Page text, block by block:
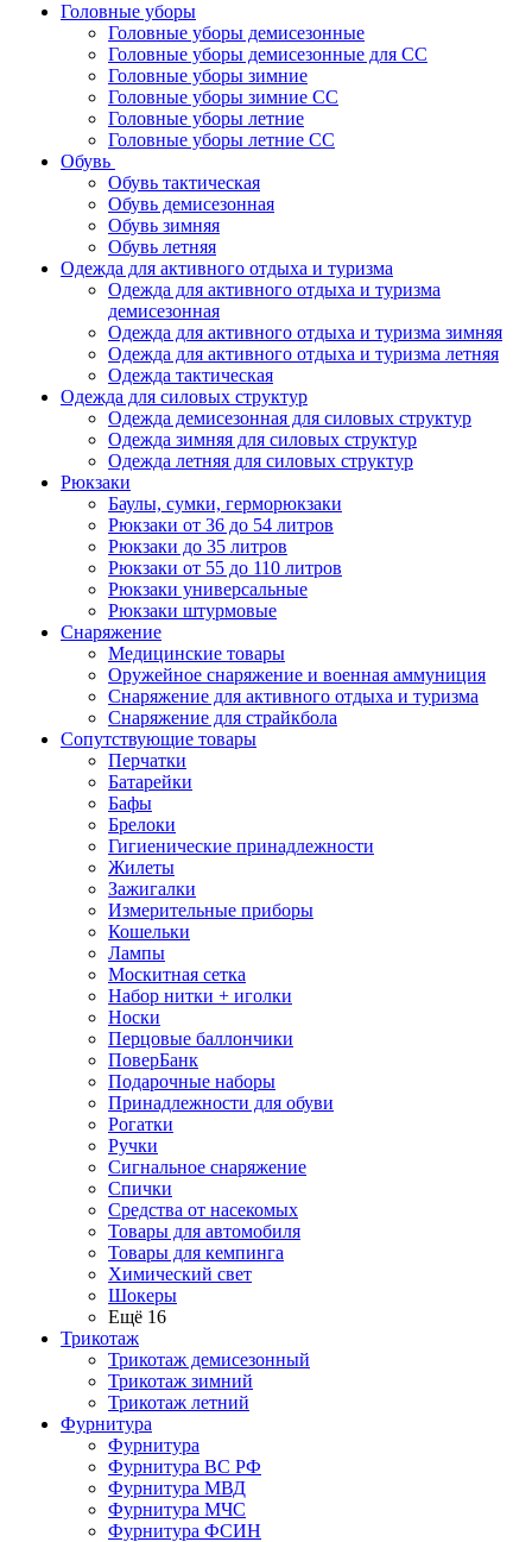
Головные уборы
Головные уборы демисезонные
Головные уборы демисезонные для СС
Головные уборы зимние
Головные уборы зимние СС
Головные уборы летние
Головные уборы летние СС
Обувь
Обувь тактическая
Обувь демисезонная
Обувь зимняя
Обувь летняя
Одежда для активного отдыха и туризма
Одежда для активного отдыха и туризма
демисезонная
Одежда для активного отдыха и туризма зимняя
Одежда для активного отдыха и туризма летняя
Одежда тактическая
Одежда для силовых структур
Одежда демисезонная для силовых структур
Одежда зимняя для силовых структур
Одежда летняя для силовых структур
Рюкзаки
Баулы, сумки, герморюкзаки
Рюкзаки от 36 до 54 литров
Рюкзаки до 35 литров
Рюкзаки от 55 до 110 литров
Рюкзаки универсальные
Рюкзаки штурмовые
Снаряжение
Медицинские товары
Оружейное снаряжение и военная аммуниция
Снаряжение для активного отдыха и туризма
Снаряжение для страйкбола
Сопутствующие товары
Перчатки
Батарейки
Бафы
Брелоки
Гигиенические принадлежности
Жилеты
Зажигалки
Измерительные приборы
Кошельки
Лампы
Москитная сетка
Набор нитки + иголки
Носки
Перцовые баллончики
ПоверБанк
Подарочные наборы
Принадлежности для обуви
Рогатки
Ручки
Сигнальное снаряжение
Спички
Средства от насекомых
Товары для автомобиля
Товары для кемпинга
Химический свет
Шокеры
Ещё 16
Трикотаж
Трикотаж демисезонный
Трикотаж зимний
Трикотаж летний
Фурнитура
Фурнитура
Фурнитура ВС РФ
Фурнитура МВД
Фурнитура МЧС
Фурнитура ФСИН